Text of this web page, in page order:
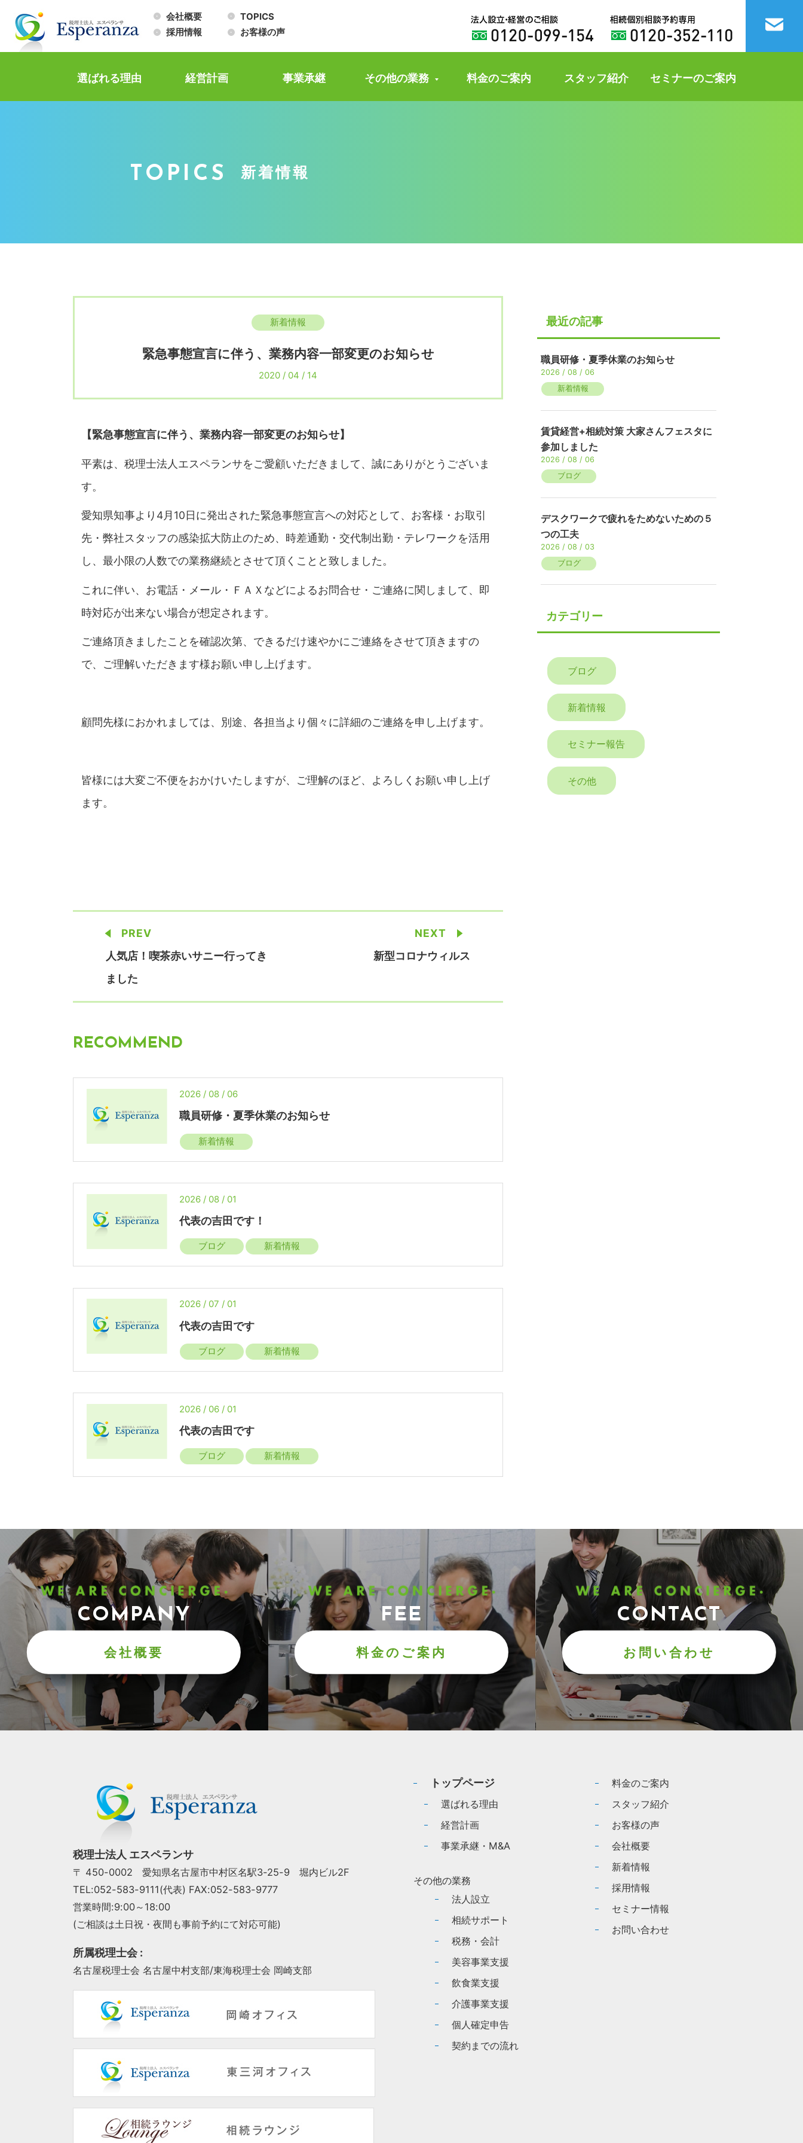
会社概要
TOPICS
採用情報
お客様の声
選ばれる理由 経営計画 事業承継 その他の業務 料金のご案内 スタッフ紹介 セミナーのご案内
TOPICS 新着情報
新着情報
緊急事態宣言に伴う、業務内容一部変更のお知らせ
2020 / 04 / 14
【緊急事態宣言に伴う、業務内容一部変更のお知らせ】
平素は、税理士法人エスペランサをご愛顧いただきまして、誠にありがとうございま
す。
愛知県知事より4月10日に発出された緊急事態宣言への対応として、お客様・お取引
先・弊社スタッフの感染拡大防止のため、時差通勤・交代制出勤・テレワークを活用
し、最小限の人数での業務継続とさせて頂くことと致しました。
これに伴い、お電話・メール・ＦＡＸなどによるお問合せ・ご連絡に関しまして、即
時対応が出来ない場合が想定されます。
ご連絡頂きましたことを確認次第、できるだけ速やかにご連絡をさせて頂きますの
で、ご理解いただきます様お願い申し上げます。
顧問先様におかれましては、別途、各担当より個々に詳細のご連絡を申し上げます。
皆様には大変ご不便をおかけいたしますが、ご理解のほど、よろしくお願い申し上げ
ます。
PREV
人気店！喫茶赤いサニー行ってき
ました
NEXT
新型コロナウィルス
RECOMMEND
2026 / 08 / 06
職員研修・夏季休業のお知らせ
新着情報
2026 / 08 / 01
代表の吉田です！
ブログ 新着情報
2026 / 07 / 01
代表の吉田です
ブログ 新着情報
2026 / 06 / 01
代表の吉田です
ブログ 新着情報
最近の記事
職員研修・夏季休業のお知らせ
2026 / 08 / 06
新着情報
賃貸経営+相続対策 大家さんフェスタに
参加しました
2026 / 08 / 06
ブログ
デスクワークで疲れをためないための５
つの工夫
2026 / 08 / 03
ブログ
カテゴリー
ブログ
新着情報
セミナー報告
その他
COMPANY
会社概要
FEE
料金のご案内
CONTACT
お問い合わせ
税理士法人 エスペランサ
〒 450-0002 愛知県名古屋市中村区名駅3-25-9 堀内ビル2F
TEL:052-583-9111(代表) FAX:052-583-9777
営業時間:9:00～18:00
(ご相談は土日祝・夜間も事前予約にて対応可能)
所属税理士会 :
名古屋税理士会 名古屋中村支部/東海税理士会 岡崎支部
トップページ
選ばれる理由
経営計画
事業承継・M&A
その他の業務
法人設立
相続サポート
税務・会計
美容事業支援
飲食業支援
介護事業支援
個人確定申告
契約までの流れ
料金のご案内
スタッフ紹介
お客様の声
会社概要
新着情報
採用情報
セミナー情報
お問い合わせ